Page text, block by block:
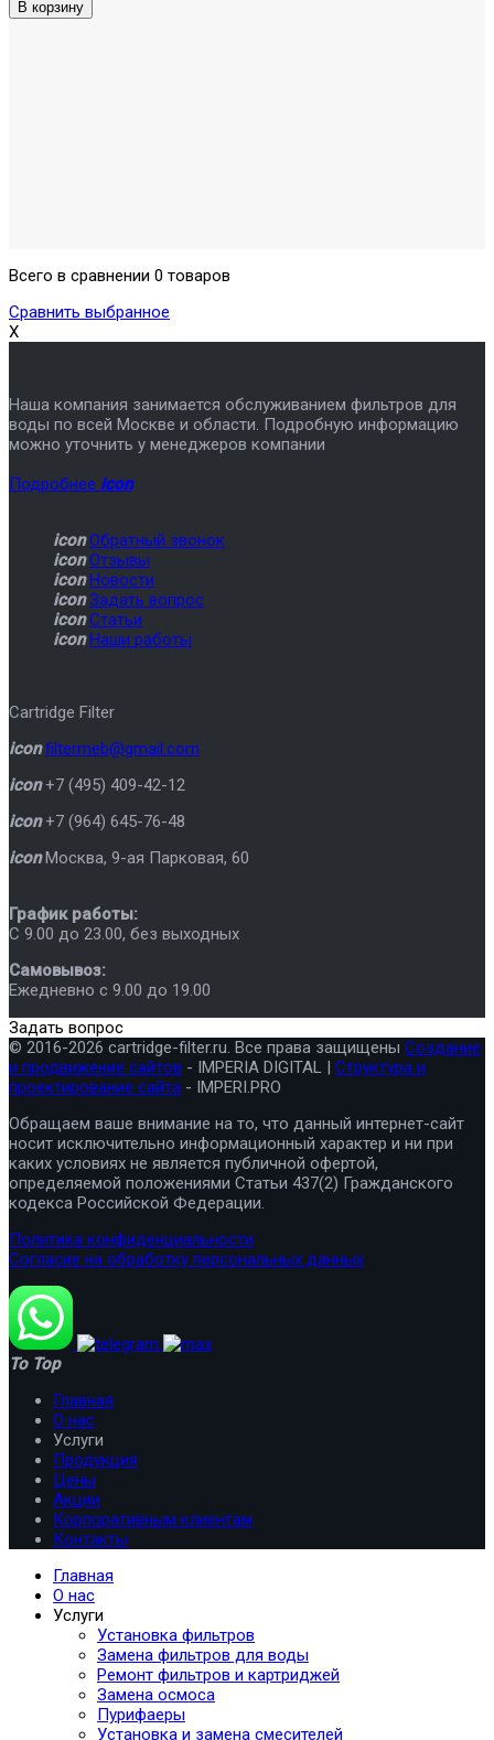
Всего в сравнении 0 товаров
Сравнить выбранное
X
Наша компания занимается обслуживанием фильтров для
воды по всей Москве и области. Подробную информацию
можно уточнить у менеджеров компании
Подробнее icon
icon Обратный звонок
icon Отзывы
icon Новости
icon Задать вопрос
icon Статьи
icon Наши работы
Cartridge Filter
icon filtermeb@gmail.com
icon +7 (495) 409-42-12
icon +7 (964) 645-76-48
icon Москва, 9-ая Парковая, 60
График работы:
C 9.00 до 23.00, без выходных
Самовывоз:
Ежедневно с 9.00 до 19.00
Задать вопрос
© 2016-2026 cartridge-filter.ru. Все права защищены Создание
и продвижение сайтов - IMPERIA DIGITAL | Структура и
проектирование сайта - IMPERI.PRO
Обращаем ваше внимание на то, что данный интернет-сайт
носит исключительно информационный характер и ни при
каких условиях не является публичной офертой,
определяемой положениями Статьи 437(2) Гражданского
кодекса Российской Федерации.
Политика конфиденциальности
Согласие на обработку персональных данных
To Top
Главная
О нас
Услуги
Продукция
Цены
Акции
Корпоративным клиентам
Контакты
Главная
О нас
Услуги
Установка фильтров
Замена фильтров для воды
Ремонт фильтров и картриджей
Замена осмоса
Пурифаеры
Установка и замена смесителей